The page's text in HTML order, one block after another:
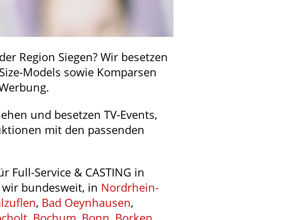
Region Siegen? Wir besetzen
Models sowie Komparsen
und besetzen TV-Events,
mit den passenden
Service & CASTING in
bundesweit, in Nordrhein-
, Bad Oeynhausen,